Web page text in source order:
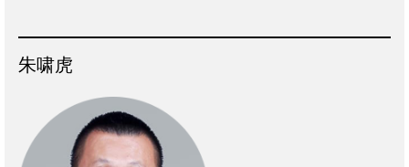
朱啸虎